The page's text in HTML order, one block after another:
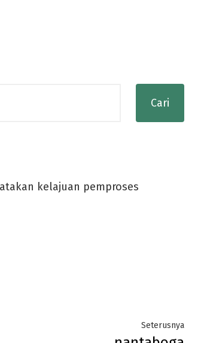
kelajuan pemproses
SeterusnyaNext